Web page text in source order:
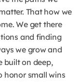
That how we
We get there
and finding
we grow and
built on deep,
honor small wins